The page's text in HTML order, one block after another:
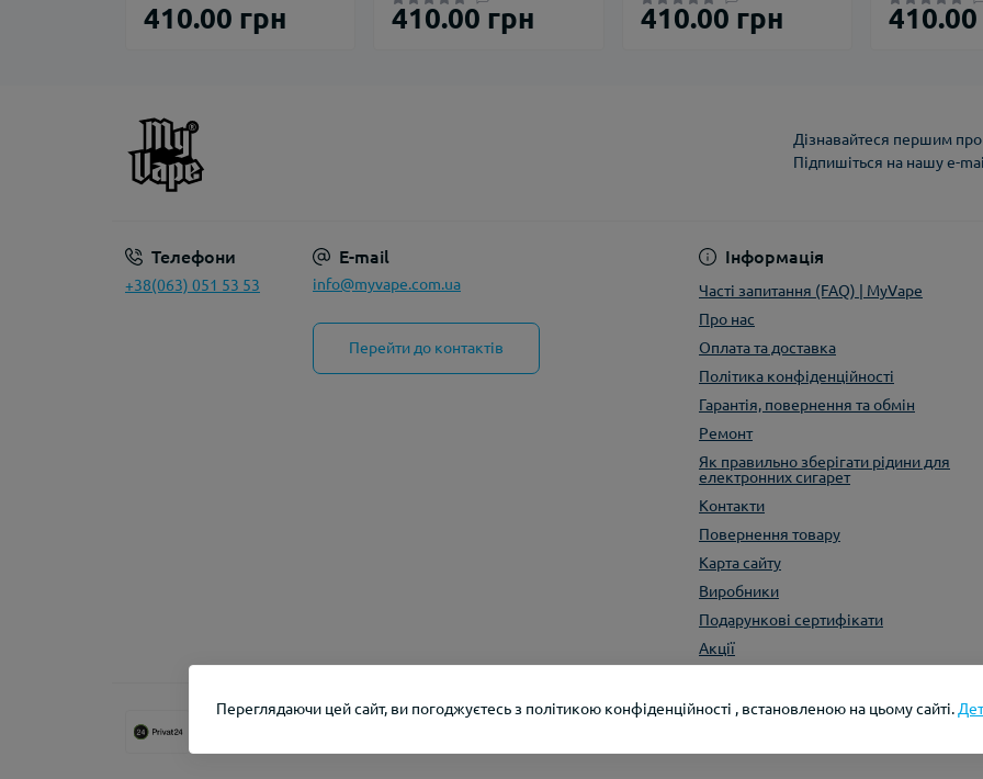
410.00 грн 410.00 грн 410.00 грн 410.00
Дізнавайтеся першим про
Підпишіться на нашу e-
Телефони
+38(063) 051 53 53
E-mail
info@myvape.com.ua
Перейти до контактів
Інформація
Часті запитання (FAQ) | MyVape
Про нас
Оплата та доставка
Політика конфіденційності
Гарантія, повернення та обмін
Ремонт
Як правильно зберігати рідини для
електронних сигарет
Контакти
Повернення товару
Карта сайту
Виробники
Подарункові сертифікати
Акції
Розробка та
Переглядаючи цей сайт, ви погоджуєтесь з політикою конфіденційності , встановленою на цьому сайті.